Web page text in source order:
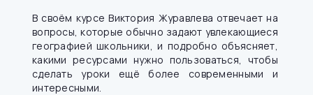
В своём курсе Виктория Журавлева отвечает на
вопросы, которые обычно задают увлекающиеся
географией школьники, и подробно объясняет,
какими ресурсами нужно пользоваться, чтобы
сделать уроки ещё более современными и
интересными.